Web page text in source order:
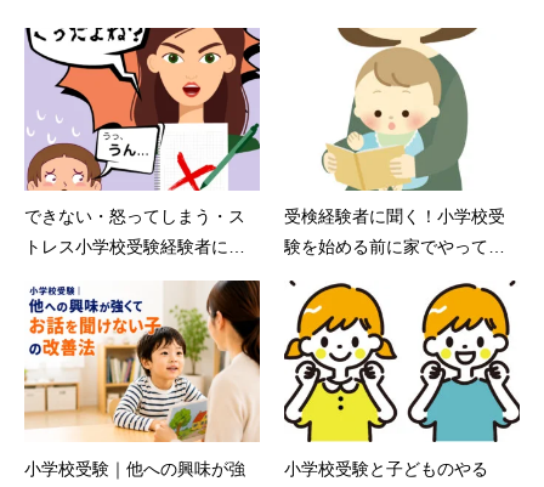
できない・怒ってしまう・ス
トレス小学校受験経験者に聞
く！こんな時どうする？
受検経験者に聞く！小学校受
験を始める前に家でやってい
たこと 小学校受験えしん会
ブログ
小学校受験｜他への興味が強
小学校受験と子どものやる